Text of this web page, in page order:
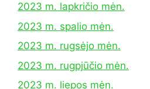
2023 m. lapkričio mėn.
2023 m. spalio mėn.
2023 m. rugsėjo mėn.
2023 m. rugpjūčio mėn.
2023 m. liepos mėn.